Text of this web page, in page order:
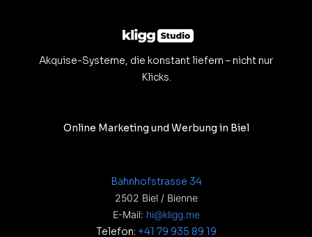
Akquise-Systeme, die konstant liefern – nicht nur
Klicks.
Online Marketing und Werbung in Biel
Bahnhofstrasse 34
2502 Biel / Bienne
E-Mail: hi@kligg.me
Telefon: +41 79 935 89 19